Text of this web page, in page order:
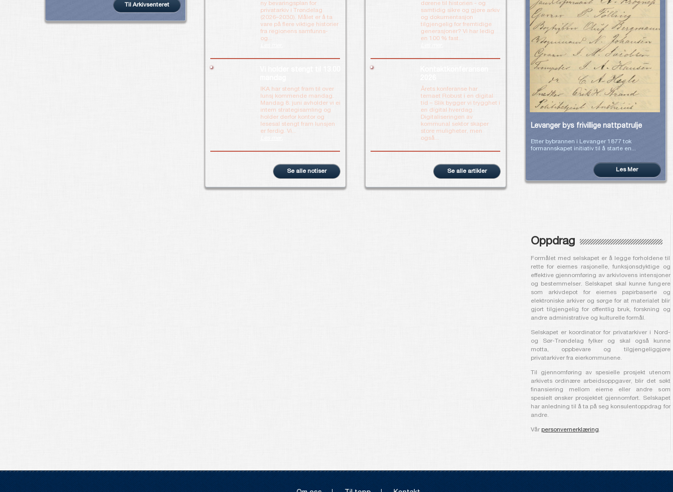
Til Arkivsenteret
ny bevaringsplan for
privatarkiv i Trøndelag
(2026–2030). Målet er å ta
vare på flere viktige historier
fra regionens samfunns-
og...
IKA har stengt fram til over
lunsj kommende mandag.
Mandag 8. juni avholder vi ei
intern strategisamling og
holder derfor kontor og
lesesal stengt fram lunsjen
er ferdig. Vi...
Se alle notiser
dørene til historien - og
samtidig sikre og gjøre arkiv
og dokumentasjon
tilgjengelig for fremtidige
generasjoner? Vi har ledig
en 100 % fast...
Årets konferanse har
temaet Robust i en digital
tid – Slik bygger vi trygghet i
en digital hverdag.
Digitaliseringen av
kommunal sektor skaper
store muligheter, men
også...
Se alle artikler
Levanger bys frivillige nattpatrulje
Etter bybrannen i Levanger 1877 tok
formannskapet initiativ til å starte en...
Les Mer
Oppdrag
Formålet med selskapet er å legge forholdene til
rette for eiernes rasjonelle, funksjonsdyktige og
effektive gjennomføring av arkivlovens intensjoner
og bestemmelser. Selskapet skal kunne fungere
som arkivdepot for eiernes papirbaserte og
elektroniske arkiver og sørge for at materialet blir
gjort tilgjengelig for offentlig bruk, forskning og
andre administrative og kulturelle formål.
Selskapet er koordinator for privatarkiver i Nord-
og Sør-Trøndelag fylker og skal også kunne
motta, oppbevare og tilgjengeliggjøre
privatarkiver fra eierkommunene.
Til gjennomføring av spesielle prosjekt utenom
arkivets ordinære arbeidsoppgaver, blir det søkt
finansiering mellom eierne eller andre som
spesielt ønsker prosjektet gjennomført. Selskapet
har anledning til å ta på seg konsulentoppdrag for
andre.
Vår personvernerklæring.